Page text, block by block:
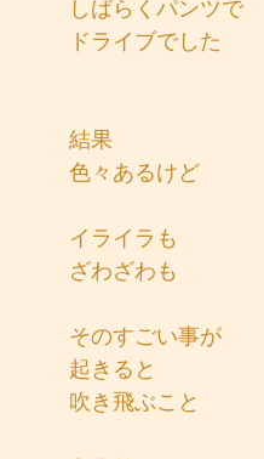
しばらくパンツで
ドライブでした
結果
色々あるけど
イライラも
ざわざわも
そのすごい事が
起きると
吹き飛ぶこと